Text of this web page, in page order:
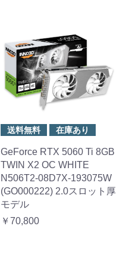
送料無料 在庫あり
GeForce RTX 5060 Ti 8GB
TWIN X2 OC WHITE
N506T2-08D7X-193075W
(GO000222) 2.0スロット厚
モデル
￥70,800